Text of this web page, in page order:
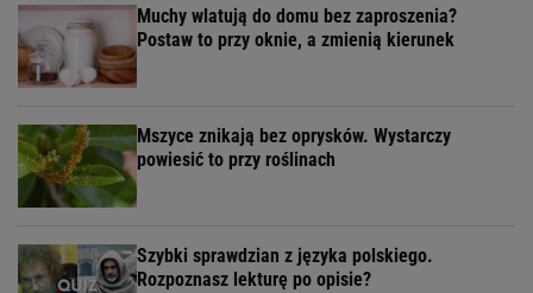
Muchy wlatują do domu bez zaproszenia?
Postaw to przy oknie, a zmienią kierunek
Mszyce znikają bez oprysków. Wystarczy
powiesić to przy roślinach
Szybki sprawdzian z języka polskiego.
Rozpoznasz lekturę po opisie?